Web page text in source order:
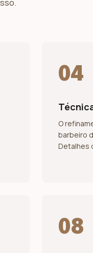
04
O
barbeiro
Detalhes
08